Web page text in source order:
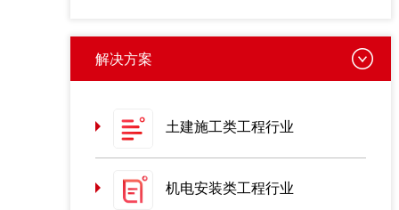
解决方案
土建施工类工程行业
机电安装类工程行业